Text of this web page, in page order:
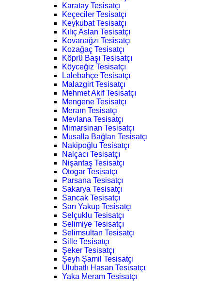
Karatay Tesisatçı
Keçeciler Tesisatçı
Keykubat Tesisatçı
Kılıç Aslan Tesisatçı
Kovanağzı Tesisatçı
Kozağaç Tesisatçı
Köprü Başı Tesisatçı
Köyceğiz Tesisatçı
Lalebahçe Tesisatçı
Malazgirt Tesisatçı
Mehmet Akif Tesisatçı
Mengene Tesisatçı
Meram Tesisatçı
Mevlana Tesisatçı
Mimarsinan Tesisatçı
Musalla Bağları Tesisatçı
Nakipoğlu Tesisatçı
Nalçacı Tesisatçı
Nişantaş Tesisatçı
Otogar Tesisatçı
Parsana Tesisatçı
Sakarya Tesisatçı
Sancak Tesisatçı
Sarı Yakup Tesisatçı
Selçuklu Tesisatçı
Selimiye Tesisatçı
Selimsultan Tesisatçı
Sille Tesisatçı
Şeker Tesisatçı
Şeyh Şamil Tesisatçı
Ulubatlı Hasan Tesisatçı
Yaka Meram Tesisatçı